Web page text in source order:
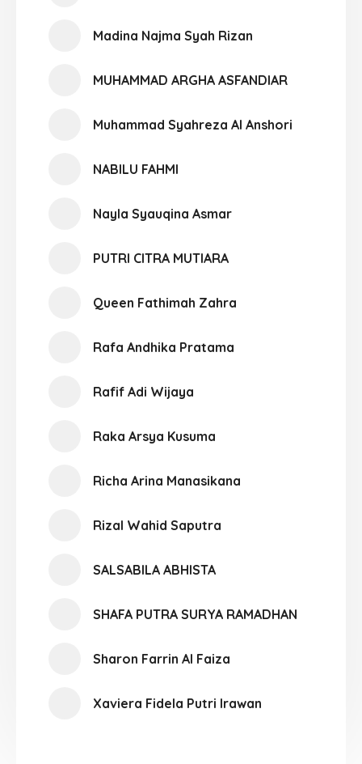
Madina Najma Syah Rizan
MUHAMMAD ARGHA ASFANDIAR
Muhammad Syahreza Al Anshori
NABILU FAHMI
Nayla Syauqina Asmar
PUTRI CITRA MUTIARA
Queen Fathimah Zahra
Rafa Andhika Pratama
Rafif Adi Wijaya
Raka Arsya Kusuma
Richa Arina Manasikana
Rizal Wahid Saputra
SALSABILA ABHISTA
SHAFA PUTRA SURYA RAMADHAN
Sharon Farrin Al Faiza
Xaviera Fidela Putri Irawan